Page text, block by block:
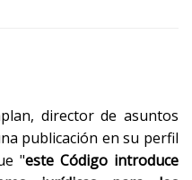
director de asuntos
publicación en su perfil
"este Código introduce